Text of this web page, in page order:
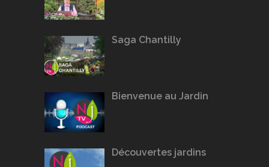
Saga Chantilly
Bienvenue au Jardin
Découvertes jardins